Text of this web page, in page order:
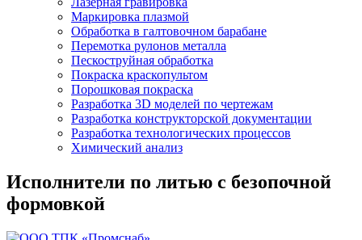
Маркировка плазмой
Обработка в галтовочном барабане
Перемотка рулонов металла
Пескоструйная обработка
Покраска краскопультом
Порошковая покраска
Разработка 3D моделей по чертежам
Разработка конструкторской документации
Разработка технологических процессов
Химический анализ
Исполнители по литью с безопочной
формовкой